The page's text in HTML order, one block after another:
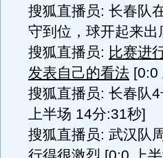
搜狐直播员: 长春队
守到位，球开起来
搜狐直播员: 比赛进
发表自己的看法 [0:0
搜狐直播员: 长春队
上半场 14分:31秒]
搜狐直播员: 武汉队